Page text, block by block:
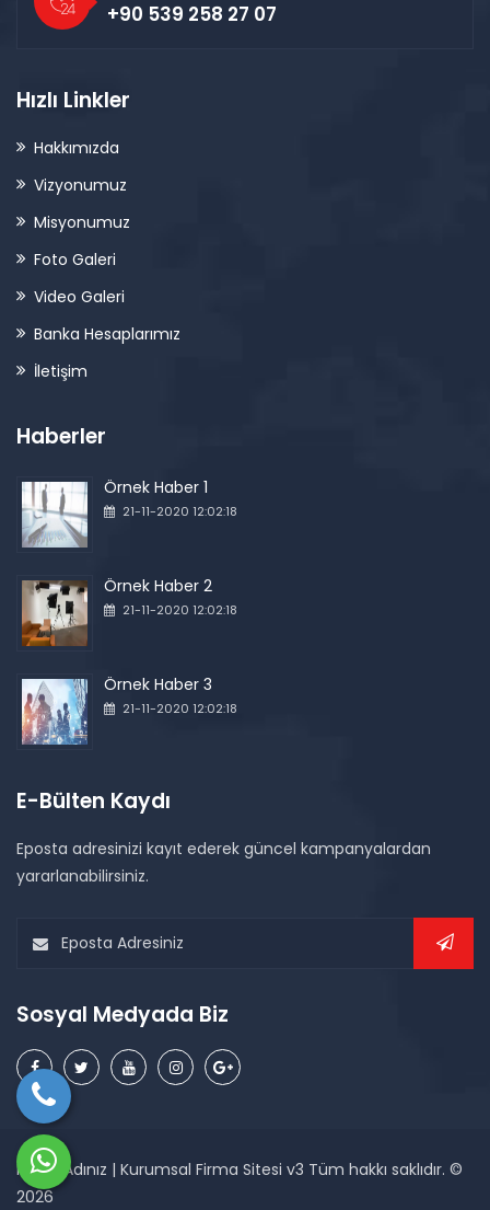
+90 539 258 27 07
Hızlı Linkler
Hakkımızda
Vizyonumuz
Misyonumuz
Foto Galeri
Video Galeri
Banka Hesaplarımız
İletişim
Haberler
Örnek Haber 1
21-11-2020 12:02:18
Örnek Haber 2
21-11-2020 12:02:18
Örnek Haber 3
21-11-2020 12:02:18
E-Bülten Kaydı
Eposta adresinizi kayıt ederek güncel kampanyalardan
yararlanabilirsiniz.
Sosyal Medyada Biz
Firma Adınız | Kurumsal Firma Sitesi v3 Tüm hakkı saklıdır. ©
2026